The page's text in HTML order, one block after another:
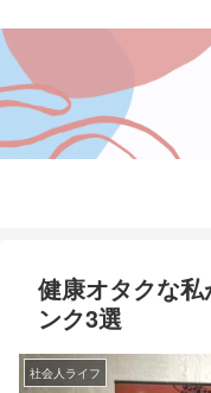
健康オタクな
ンク3選
社会人ライフ